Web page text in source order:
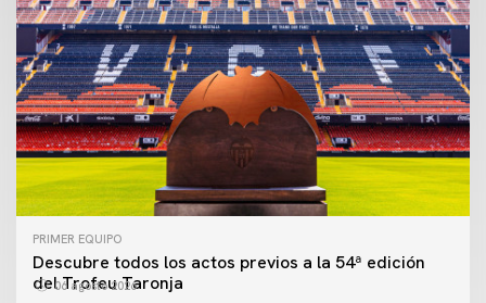
PRIMER EQUIPO
Descubre todos los actos previos a la 54ª edición
del Trofeu Taronja
06 agosto 2026